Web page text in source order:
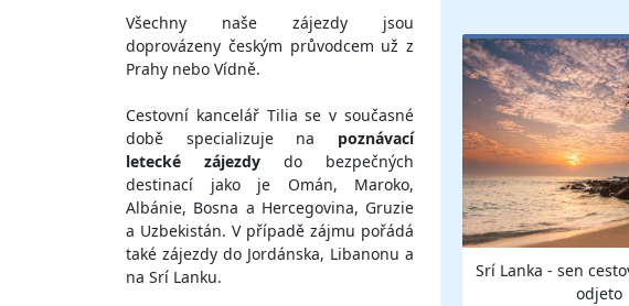
Všechny naše zájezdy jsou
doprovázeny českým průvodcem už z
Prahy nebo Vídně.
Cestovní kancelář Tilia se v současné
době specializuje na poznávací
letecké zájezdy do bezpečných
destinací jako je Omán, Maroko,
Albánie, Bosna a Hercegovina, Gruzie
a Uzbekistán. V případě zájmu pořádá
také zájezdy do Jordánska, Libanonu a
na Srí Lanku.
Srí Lanka - sen
odjeto